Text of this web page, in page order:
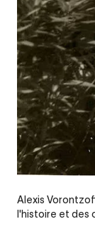
Alexis
l'histoire et des